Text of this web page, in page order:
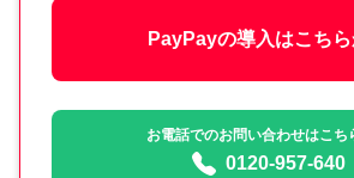
PayPayの導入はこちら
お電話でのお問い合わせはこち
0120-957-640